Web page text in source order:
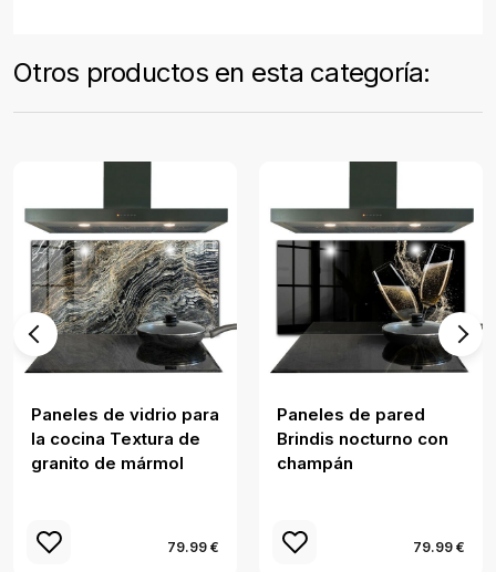
Otros productos en esta categoría:
Paneles de vidrio para
la cocina Textura de
granito de mármol
79.99 €
Paneles de pared
Brindis nocturno con
champán
79.99 €